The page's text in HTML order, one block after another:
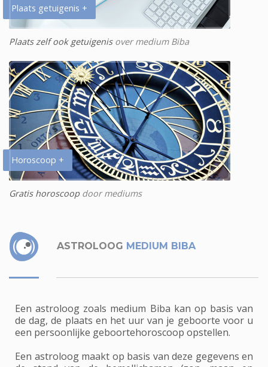
Plaats getuigenis +
Plaats zelf ook getuigenisover medium Biba
Horoscoop +
Gratis horoscoopdoor mediums
ASTROLOOG MEDIUM BIBA
Een astroloog zoals medium Biba kan op basis van
de dag, de plaats en het uur van je geboorte voor u
een persoonlijke geboortehoroscoop opstellen.
Een astroloog maakt op basis van deze gegevens en